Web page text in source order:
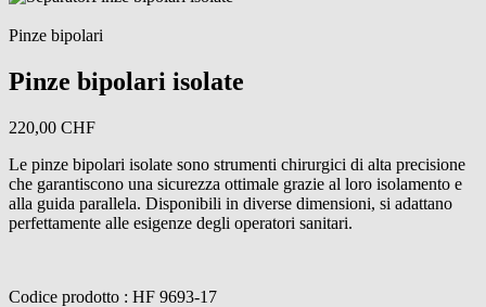
Pinze bipolari
Pinze bipolari isolate
220,00 CHF
Le pinze bipolari isolate sono strumenti chirurgici di alta precisione
che garantiscono una sicurezza ottimale grazie al loro isolamento e
alla guida parallela. Disponibili in diverse dimensioni, si adattano
perfettamente alle esigenze degli operatori sanitari.
Codice prodotto : HF 9693-17